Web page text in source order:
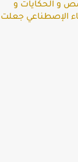
و الحكايات و
اﻹصطناعي جعلت